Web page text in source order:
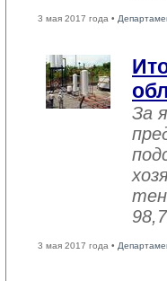
3 мая 2017 года •
За
3 мая 2017 года •